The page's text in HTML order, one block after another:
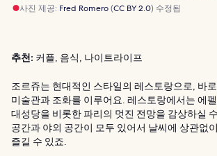
사진 제공: Fred Romero(CC BY 2.0) 수정됨
추천: 커플, 음식, 나이트라이프
조르쥬는 현대적인 스타일의 레스토랑으로, 바
미술관과 조화를 이루어요. 레스토랑에서는 에
대성당을 비롯한 파리의 멋진 전망을 감상하실
공간과 야외 공간이 모두 있어서 날씨에 상관없
즐길 수 있죠.